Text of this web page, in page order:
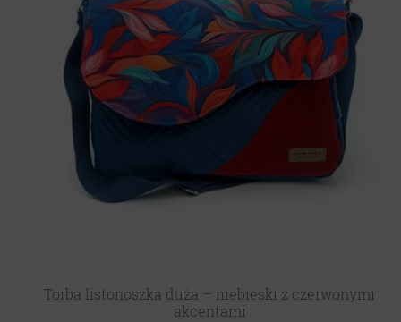
Torba listonoszka duża – niebieski z czerwonymi
akcentami